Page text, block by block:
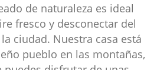
de naturaleza es ideal
fresco y desconectar del
ciudad. Nuestra casa está
pueblo en las montañas,